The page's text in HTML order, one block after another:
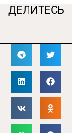
ДЕЛИТЕСЬ